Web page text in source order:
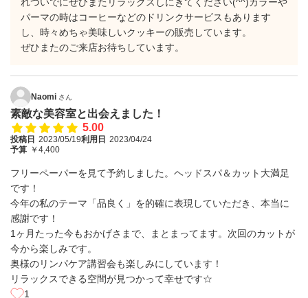
パーマの時はコーヒーなどのドリンクサービスもあります
し、時々めちゃ美味しいクッキーの販売しています。
ぜひまたのご来店お待ちしています。
Naomi さん
素敵な美容室と出会えました！
5.00
投稿日 2023/05/19利用日 2023/04/24
予算 ￥4,400
フリーペーパーを見て予約しました。ヘッドスパ＆カット大満足
です！
今年の私のテーマ「品良く」を的確に表現していただき、本当に
感謝です！
1ヶ月たった今もおかげさまで、まとまってます。次回のカットが
今から楽しみです。
奥様のリンパケア講習会も楽しみにしています！
リラックスできる空間が見つかって幸せです☆
1